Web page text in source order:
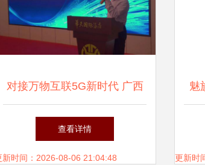
对接万物互联5G新时代 广西
企业发布“混沌数据”项目，引
领软件开发新浪潮
查看详情
新时间：2026-08-06 21:04:48
魅
更新时